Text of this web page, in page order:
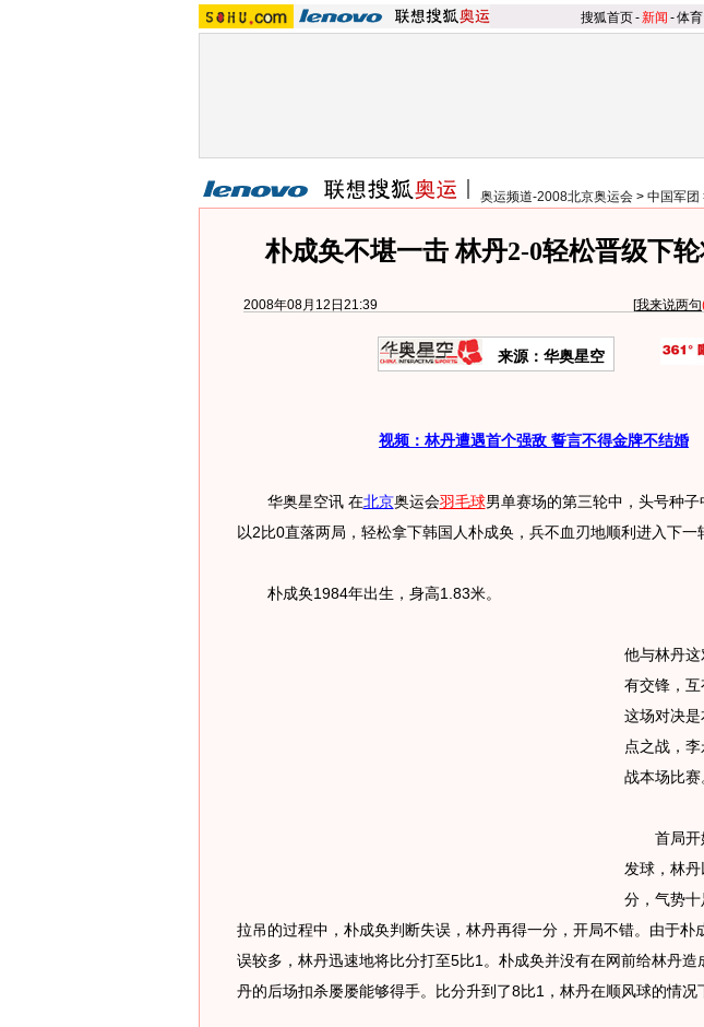
搜狐首页-新闻 -体育
奥运频道-2008北京奥运会 > 中国军团
朴成奂不堪一击 林丹2-0轻松晋级下
2008年08月12日21:39 [我来说两句
来源：华奥星空
视频：林丹遭遇首个强敌 誓言不得金牌不结婚
华奥星空讯 在北京奥运会羽毛球男单赛场的第三轮中，头号种
以2比0直落两局，轻松拿下韩国人朴成奂，兵不血刃地顺利进入下一
朴成奂1984年出生，身高1.83米。
他与林丹
有交锋，互
这场对决
点之战，
战本场比赛
首局开
发球，林
分，气势
拉吊的过程中，朴成奂判断失误，林丹再得一分，开局不错。由于朴
误较多，林丹迅速地将比分打至5比1。朴成奂并没有在网前给林丹造
丹的后场扣杀屡屡能够得手。比分升到了8比1，林丹在顺风球的情况